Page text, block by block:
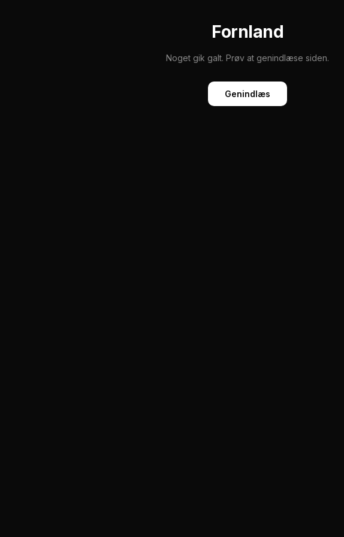
Fornland
Noget gik galt. Prøv at genindlæse siden.
Genindlæs